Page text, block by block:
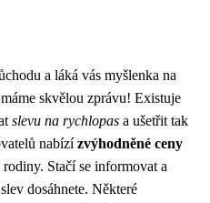
a láká vás myšlenka na
skvělou zprávu! Existuje
slevu na rychlopas a ušetřit tak
nabízízvýhodněné ceny
Stačí se informovat a
dosáhnete. Některé